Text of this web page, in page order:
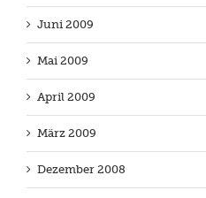
Juni 2009
Mai 2009
April 2009
März 2009
Dezember 2008